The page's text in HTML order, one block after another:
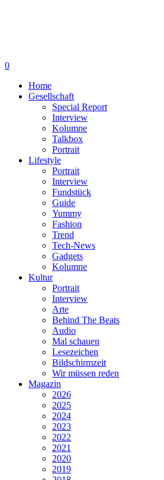
0
Home
Gesellschaft
Special Report
Interview
Kolumne
Talkbox
Portrait
Lifestyle
Portrait
Interview
Fundstück
Guide
Yummy
Fashion
Trend
Tech-News
Gadgets
Kolumne
Kultur
Portrait
Interview
Arte
Behind The Beats
Audio
Mal schauen
Lesezeichen
Bildschirmzeit
Wir müssen reden
Magazin
2026
2025
2024
2023
2022
2021
2020
2019